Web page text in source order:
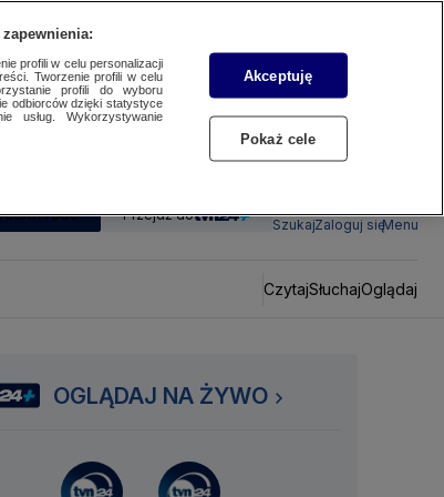
Przejdź do
SzukajZaloguj sięMenu
CzytajSłuchajOglądaj
OGLĄDAJ NA ŻYWO
profili w celu personalizacji
Tworzenie profili w celu
profili do wyboru
odbiorców dzięki statystyce
usług. Wykorzystywanie
Akceptuję
Pokaż cele